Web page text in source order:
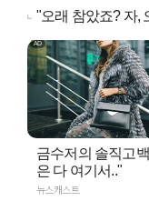
"오래 참았죠? 자,
금수저의 솔직고
은 다 여기서.."
뉴스캐스트